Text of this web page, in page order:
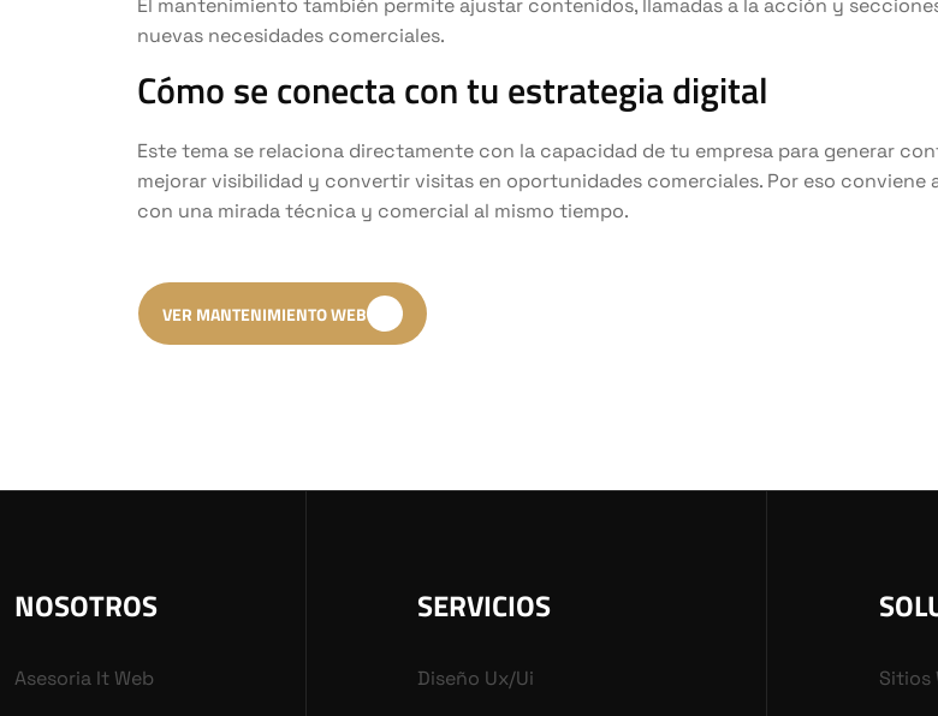
El mantenimiento también permite ajustar contenidos, llamadas a la acción y
nuevas necesidades comerciales.
Cómo se conecta con tu estrategia digital
Este tema se relaciona directamente con la capacidad de tu empresa para generar
mejorar visibilidad y convertir visitas en oportunidades comerciales. Por eso conviene
con una mirada técnica y comercial al mismo tiempo.
VER MANTENIMIENTO WEB
NOSOTROS
Asesoria It Web
SERVICIOS
Diseño Ux/ui Sitios